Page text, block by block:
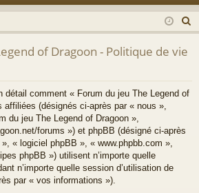
ne
xi
on
nr
eg
ist
r
e
of Dragoon - Politique de vie
détail comment « Forum du jeu The Legend of
(désignés ci-après par « nous »,
du jeu The Legend of Dragoon »,
forums ») et phpBB (désigné ci-après
« logiciel phpBB », « www.phpbb.com »,
phpBB ») utilisent n’importe quelle
n’importe quelle session d’utilisation de
par « vos informations »).